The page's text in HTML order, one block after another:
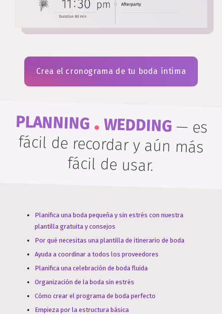
Crea el cronograma de tu boda íntima
PLANNING . WEDDING— es
fácil de recordar y aún más
fácil de usar.
Planifica una boda pequeña y sin estrés con nuestra
plantilla gratuita y consejos
Por qué necesitas una plantilla de itinerario de boda
Ayuda a coordinar a todos los proveedores
Planifica una celebración de boda fluida
Organización de la boda sin estrés
Cómo crear el programa de boda perfecto
Empieza por la estructura básica